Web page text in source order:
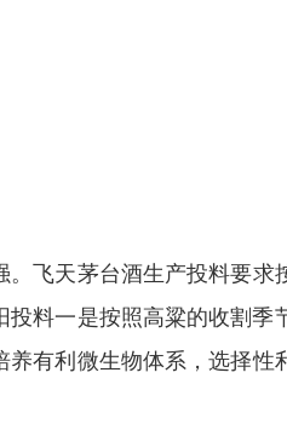
飞天茅台酒生产投料要求
料一是按照高粱的收割季
养有利微生物体系，选择性